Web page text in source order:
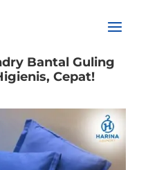
Bantal Guling
Cepat!